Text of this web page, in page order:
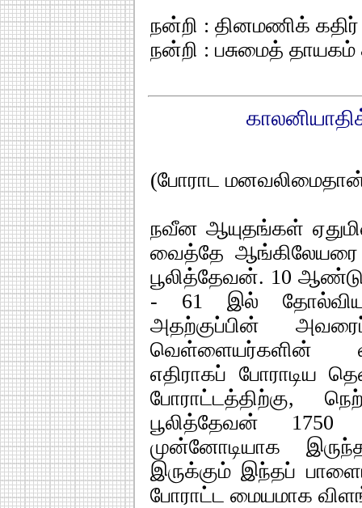
நன்றி : தினமணிக் கதிர்
நன்றி : பசுமைத் தாயகம்
(போராட
நவீன ஆயுதங்கள்
வைத்தே ஆங்கிலேயரை
பூலித்தேவன். 10
- 61 இல்
அதற்குப்பின்
வெள்ளையர்களின்
எதிராகப் போராடிய
போராட்டத்திற்கு,
பூலித்தேவன் 1750
முன்னோடியாக
இருக்கும் இந்தப்
போராட்ட மையமாக